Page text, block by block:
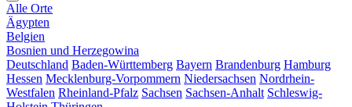
Alle Orte
Ägypten
Belgien
Bosnien und Herzegowina
Deutschland Baden-Württemberg Bayern Brandenburg Hamburg
Hessen Mecklenburg-Vorpommern Niedersachsen Nordrhein-
Westfalen Rheinland-Pfalz Sachsen Sachsen-Anhalt Schleswig-